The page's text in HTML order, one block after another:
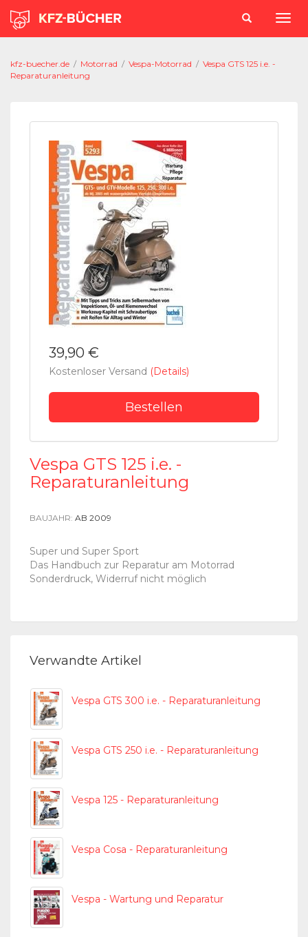
kfz-buecher.de / Motorrad / Vespa-Motorrad / Vespa GTS 125 i.e. -
Reparaturanleitung
39,90 €
Kostenloser Versand (Details)
Bestellen
Vespa GTS 125 i.e. -
Reparaturanleitung
BAUJAHR: AB 2009
Super und Super Sport
Das Handbuch zur Reparatur am Motorrad
Sonderdruck, Widerruf nicht möglich
Verwandte Artikel
Vespa GTS 300 i.e. - Reparaturanleitung
Vespa GTS 250 i.e. - Reparaturanleitung
Vespa 125 - Reparaturanleitung
Vespa Cosa - Reparaturanleitung
Vespa - Wartung und Reparatur